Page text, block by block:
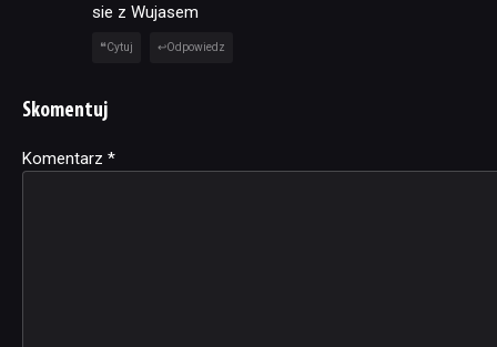
sie z Wujasem
Cytuj Odpowiedz
Skomentuj
Komentarz *
Alternative: